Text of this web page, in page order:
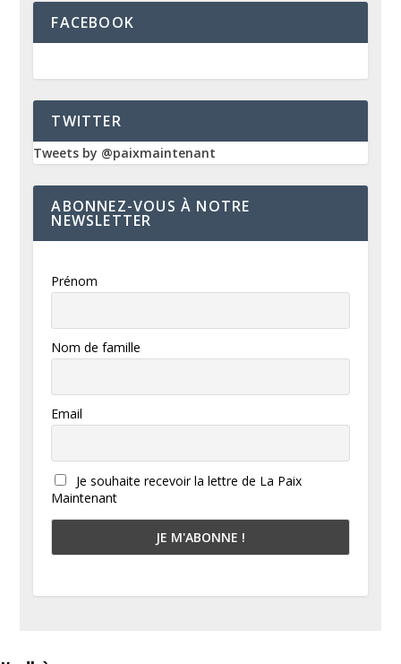
FACEBOOK
TWITTER
Tweets by @paixmaintenant
ABONNEZ-VOUS À NOTRE
NEWSLETTER
Prénom
Nom de famille
Email
Je souhaite recevoir la lettre de La Paix
Maintenant